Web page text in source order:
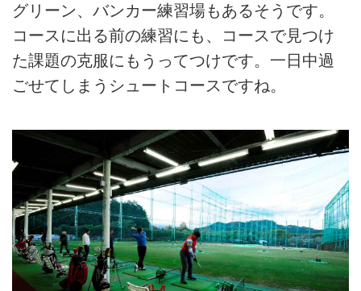
グリーン、バンカー練習場もあるそうです。
コースに出る前の練習にも、コースで見つけ
た課題の克服にもうってつけです。一日中過
ごせてしまうシュートコースですね。